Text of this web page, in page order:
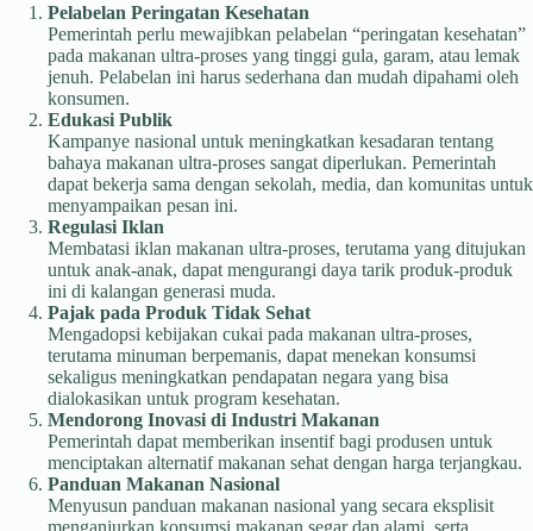
Pelabelan Peringatan Kesehatan
Pemerintah perlu mewajibkan pelabelan “peringatan kesehatan”
pada makanan ultra-proses yang tinggi gula, garam, atau lemak
jenuh. Pelabelan ini harus sederhana dan mudah dipahami oleh
konsumen.
Edukasi Publik
Kampanye nasional untuk meningkatkan kesadaran tentang
bahaya makanan ultra-proses sangat diperlukan. Pemerintah
dapat bekerja sama dengan sekolah, media, dan komunitas untuk
menyampaikan pesan ini.
Regulasi Iklan
Membatasi iklan makanan ultra-proses, terutama yang ditujukan
untuk anak-anak, dapat mengurangi daya tarik produk-produk
ini di kalangan generasi muda.
Pajak pada Produk Tidak Sehat
Mengadopsi kebijakan cukai pada makanan ultra-proses,
terutama minuman berpemanis, dapat menekan konsumsi
sekaligus meningkatkan pendapatan negara yang bisa
dialokasikan untuk program kesehatan.
Mendorong Inovasi di Industri Makanan
Pemerintah dapat memberikan insentif bagi produsen untuk
menciptakan alternatif makanan sehat dengan harga terjangkau.
Panduan Makanan Nasional
Menyusun panduan makanan nasional yang secara eksplisit
menganjurkan konsumsi makanan segar dan alami, serta